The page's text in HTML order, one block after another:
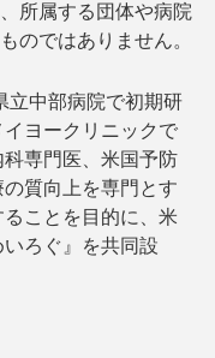
所属する団体や病院
のではありません。
立中部病院で初期研
ヨークリニックで
専門医、米国予防
質向上を専門とす
ことを目的に、米
ろぐ』を共同設